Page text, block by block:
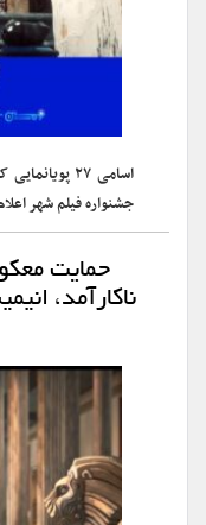
اسامی ۲۷
جشنواره فیلم شهر
حمایت
ناکارآمد،